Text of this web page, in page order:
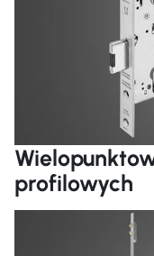
profilowych